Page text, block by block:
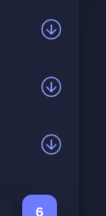
6